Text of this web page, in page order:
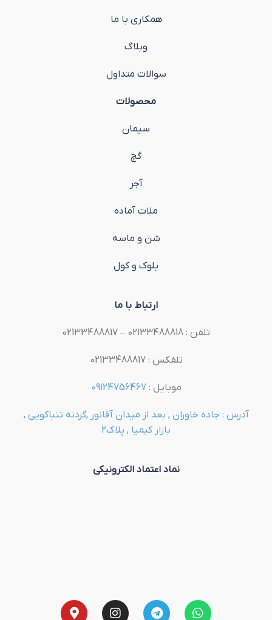
همکاری با ما
وبلاگ
سوالات متداول
محصولات
سیمان
گچ
آجر
ملات آماده
شن و ماسه
بلوک و کول
ارتباط با ما
تلفن : 02133488818 – 02133488817
تلفکس : 02133488817
موبایل :09124756467
آدرس : جاده خاوران , بعد از میدان آقانور ,گردنه تنباکویی ,
بازار کیمیا , پلاک2
نماد اعتماد الکترونیکی